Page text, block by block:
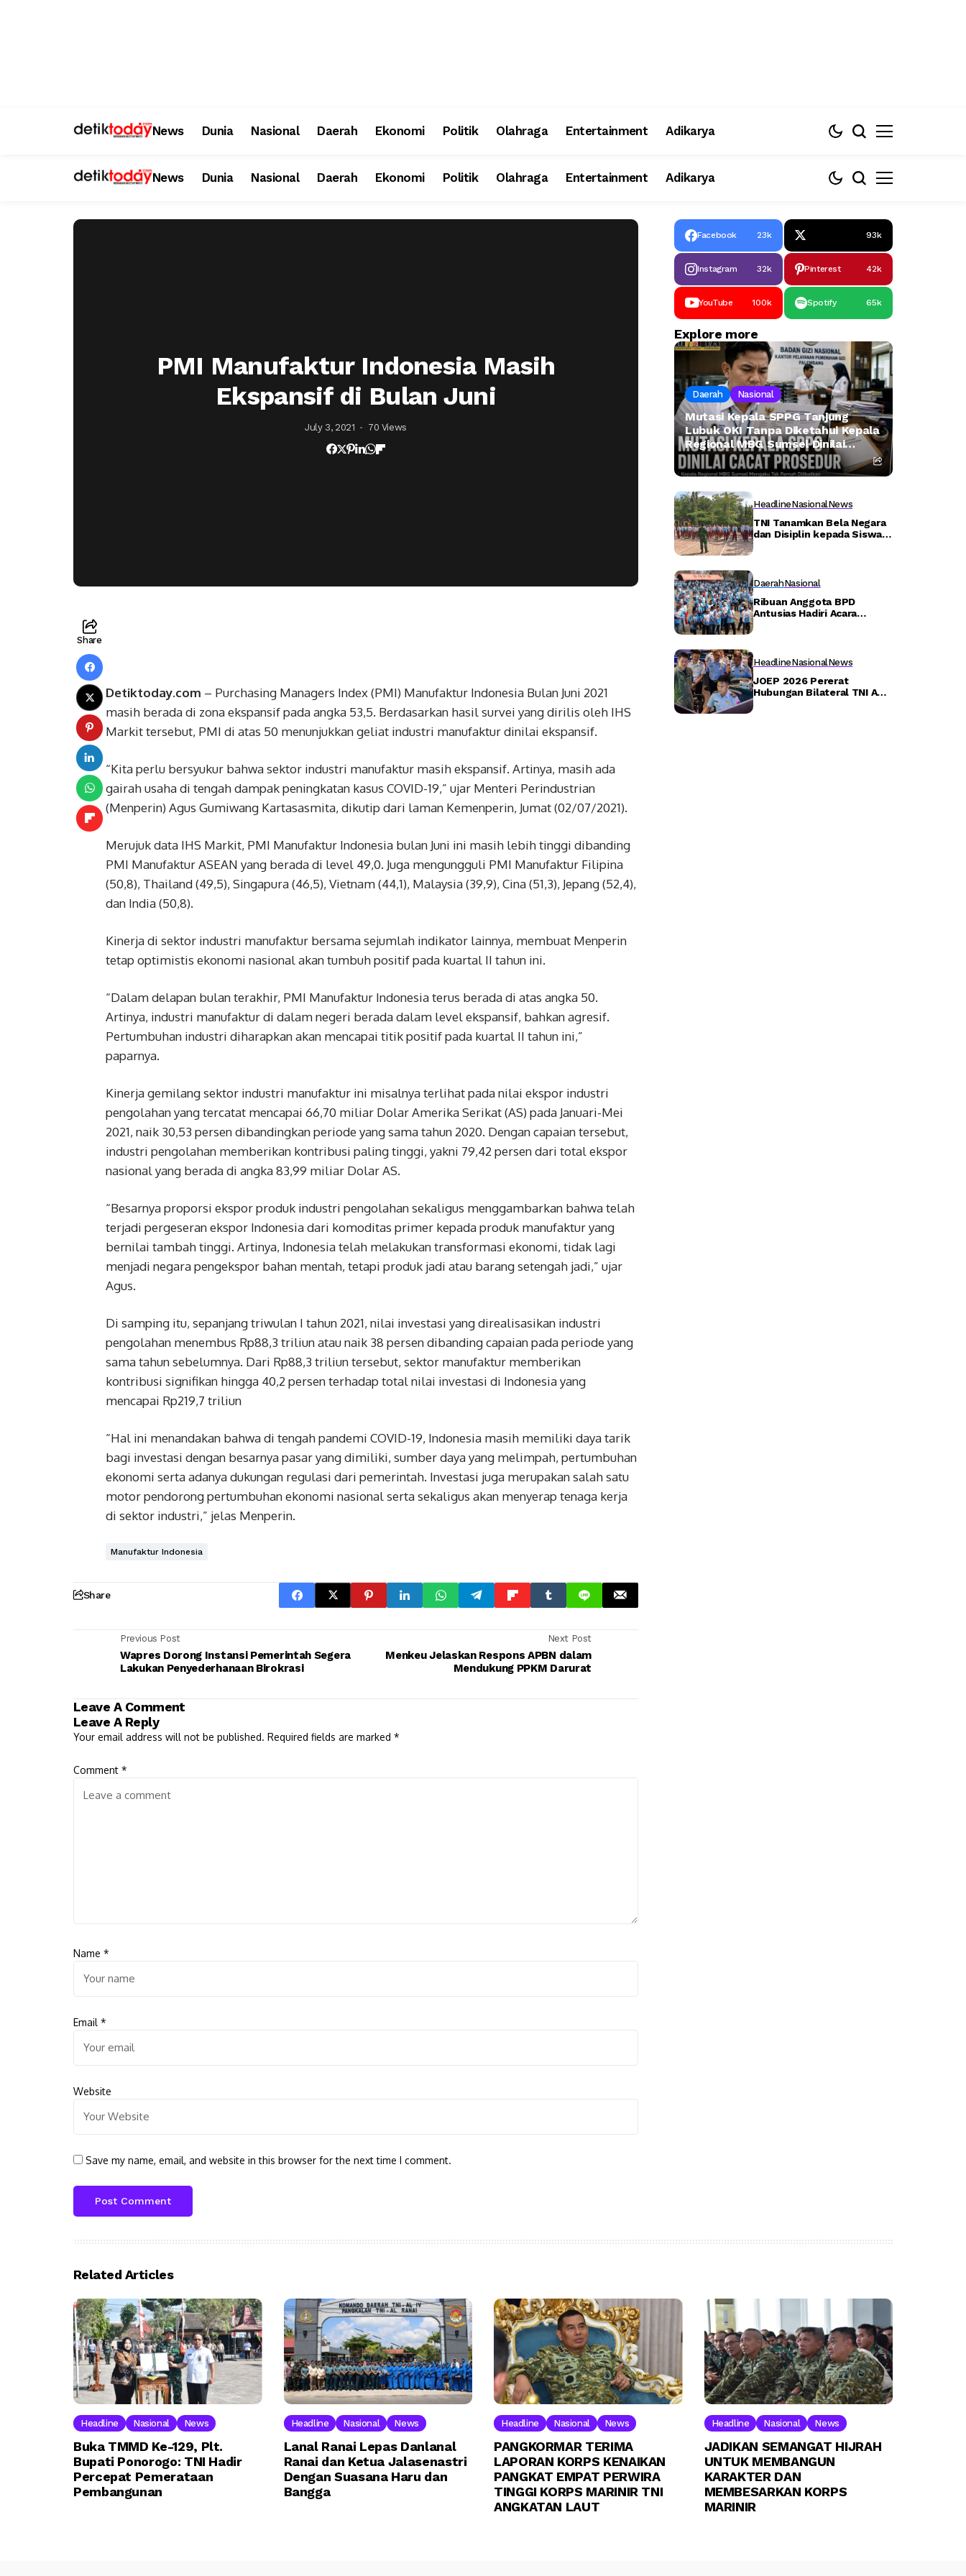
News Dunia Nasional Daerah Ekonomi Politik Olahraga Entertainment Adikarya
News Dunia Nasional Daerah Ekonomi Politik Olahraga Entertainment Adikarya
PMI Manufaktur Indonesia Masih
Ekspansif di Bulan Juni
July 3, 2021 70 Views
Share
Detiktoday.com – Purchasing Managers Index (PMI) Manufaktur Indonesia Bulan Juni 2021
masih berada di zona ekspansif pada angka 53,5. Berdasarkan hasil survei yang dirilis oleh IHS
Markit tersebut, PMI di atas 50 menunjukkan geliat industri manufaktur dinilai ekspansif.
“Kita perlu bersyukur bahwa sektor industri manufaktur masih ekspansif. Artinya, masih ada
gairah usaha di tengah dampak peningkatan kasus COVID-19,” ujar Menteri Perindustrian
(Menperin) Agus Gumiwang Kartasasmita, dikutip dari laman Kemenperin, Jumat (02/07/2021).
Merujuk data IHS Markit, PMI Manufaktur Indonesia bulan Juni ini masih lebih tinggi dibanding
PMI Manufaktur ASEAN yang berada di level 49,0. Juga mengungguli PMI Manufaktur Filipina
(50,8), Thailand (49,5), Singapura (46,5), Vietnam (44,1), Malaysia (39,9), Cina (51,3), Jepang (52,4),
dan India (50,8).
Kinerja di sektor industri manufaktur bersama sejumlah indikator lainnya, membuat Menperin
tetap optimistis ekonomi nasional akan tumbuh positif pada kuartal II tahun ini.
“Dalam delapan bulan terakhir, PMI Manufaktur Indonesia terus berada di atas angka 50.
Artinya, industri manufaktur di dalam negeri berada dalam level ekspansif, bahkan agresif.
Pertumbuhan industri diharapkan akan mencapai titik positif pada kuartal II tahun ini,”
paparnya.
Kinerja gemilang sektor industri manufaktur ini misalnya terlihat pada nilai ekspor industri
pengolahan yang tercatat mencapai 66,70 miliar Dolar Amerika Serikat (AS) pada Januari-Mei
2021, naik 30,53 persen dibandingkan periode yang sama tahun 2020. Dengan capaian tersebut,
industri pengolahan memberikan kontribusi paling tinggi, yakni 79,42 persen dari total ekspor
nasional yang berada di angka 83,99 miliar Dolar AS.
“Besarnya proporsi ekspor produk industri pengolahan sekaligus menggambarkan bahwa telah
terjadi pergeseran ekspor Indonesia dari komoditas primer kepada produk manufaktur yang
bernilai tambah tinggi. Artinya, Indonesia telah melakukan transformasi ekonomi, tidak lagi
menjadi negara pengekspor bahan mentah, tetapi produk jadi atau barang setengah jadi,” ujar
Agus.
Di samping itu, sepanjang triwulan I tahun 2021, nilai investasi yang direalisasikan industri
pengolahan menembus Rp88,3 triliun atau naik 38 persen dibanding capaian pada periode yang
sama tahun sebelumnya. Dari Rp88,3 triliun tersebut, sektor manufaktur memberikan
kontribusi signifikan hingga 40,2 persen terhadap total nilai investasi di Indonesia yang
mencapai Rp219,7 triliun
“Hal ini menandakan bahwa di tengah pandemi COVID-19, Indonesia masih memiliki daya tarik
bagi investasi dengan besarnya pasar yang dimiliki, sumber daya yang melimpah, pertumbuhan
ekonomi serta adanya dukungan regulasi dari pemerintah. Investasi juga merupakan salah satu
motor pendorong pertumbuhan ekonomi nasional serta sekaligus akan menyerap tenaga kerja
di sektor industri,” jelas Menperin.
Manufaktur Indonesia
Share
Previous Post
Wapres Dorong Instansi Pemerintah Segera
Lakukan Penyederhanaan Birokrasi
Next Post
Menkeu Jelaskan Respons APBN dalam
Mendukung PPKM Darurat
Leave A Comment
Leave A Reply
Your email address will not be published. Required fields are marked *
Comment *
Name *
Email *
Website
Save my name, email, and website in this browser for the next time I comment.
Facebook 23k 93k
Instagram 32k Pinterest 42k
YouTube 100k Spotify 65k
Explore more
Daerah Nasional
Mutasi Kepala SPPG Tanjung
Lubuk OKI Tanpa Diketahui Kepala
Regional MBG Sumsel Dinilai
Cacat Prosedur – Detiktoday.com
HeadlineNasionalNews
TNI Tanamkan Bela Negara
dan Disiplin kepada Siswa
DaerahNasional
Ribuan Anggota BPD
Antusias Hadiri Acara
HeadlineNasionalNews
JOEP 2026 Pererat
Hubungan Bilateral TNI AU
Related Articles
Headline Nasional News
Buka TMMD Ke-129, Plt.
Bupati Ponorogo: TNI Hadir
Percepat Pemerataan
Pembangunan
Headline Nasional News
Lanal Ranai Lepas Danlanal
Ranai dan Ketua Jalasenastri
Dengan Suasana Haru dan
Bangga
Headline Nasional News
PANGKORMAR TERIMA
LAPORAN KORPS KENAIKAN
PANGKAT EMPAT PERWIRA
TINGGI KORPS MARINIR TNI
ANGKATAN LAUT
Headline Nasional News
JADIKAN SEMANGAT HIJRAH
UNTUK MEMBANGUN
KARAKTER DAN
MEMBESARKAN KORPS
MARINIR